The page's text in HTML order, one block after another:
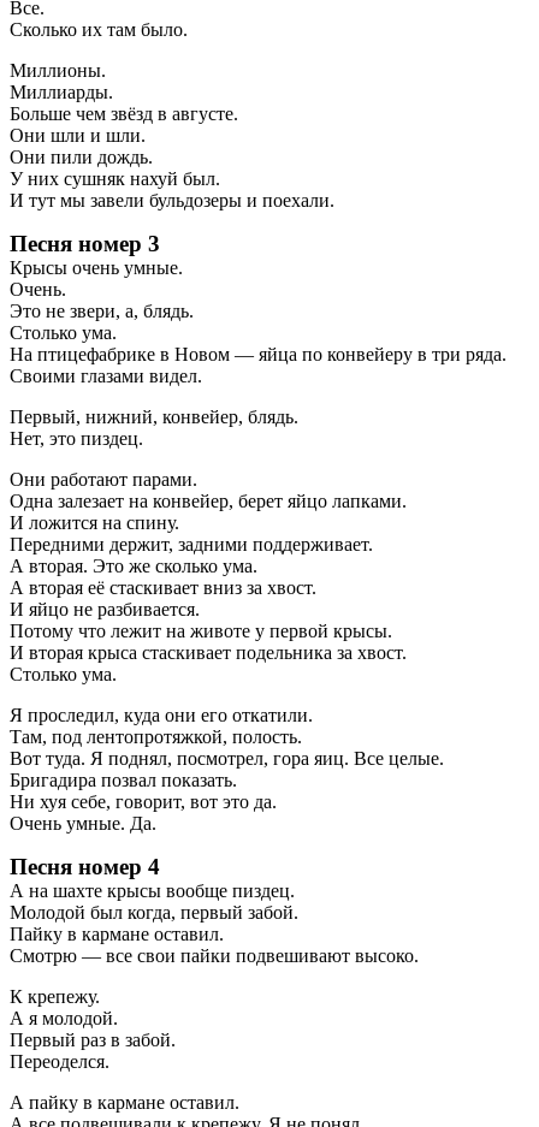
Все.
Сколько их там было.
Миллионы.
Миллиарды.
Больше чем звёзд в августе.
Они шли и шли.
Они пили дождь.
У них сушняк нахуй был.
И тут мы завели бульдозеры и поехали.
Песня номер 3
Крысы очень умные.
Очень.
Это не звери, а, блядь.
Столько ума.
На птицефабрике в Новом — яйца по конвейеру в три ряда.
Своими глазами видел.
Первый, нижний, конвейер, блядь.
Нет, это пиздец.
Они работают парами.
Одна залезает на конвейер, берет яйцо лапками.
И ложится на спину.
Передними держит, задними поддерживает.
А вторая. Это же сколько ума.
А вторая её стаскивает вниз за хвост.
И яйцо не разбивается.
Потому что лежит на животе у первой крысы.
И вторая крыса стаскивает подельника за хвост.
Столько ума.
Я проследил, куда они его откатили.
Там, под лентопротяжкой, полость.
Вот туда. Я поднял, посмотрел, гора яиц. Все целые.
Бригадира позвал показать.
Ни хуя себе, говорит, вот это да.
Очень умные. Да.
Песня номер 4
А на шахте крысы вообще пиздец.
Молодой был когда, первый забой.
Пайку в кармане оставил.
Смотрю — все свои пайки подвешивают высоко.
К крепежу.
А я молодой.
Первый раз в забой.
Переоделся.
А пайку в кармане оставил.